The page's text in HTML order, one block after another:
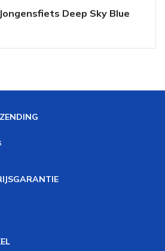
Deep Sky Blue